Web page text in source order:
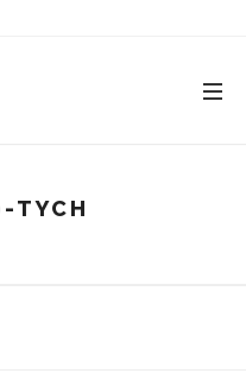
TYCH